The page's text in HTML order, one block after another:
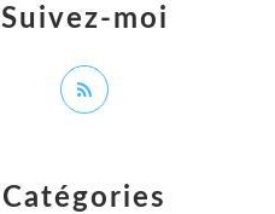
Catégories
Suivez-moi